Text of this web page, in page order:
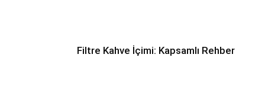
Filtre Kahve İçimi: Kapsamlı Rehber